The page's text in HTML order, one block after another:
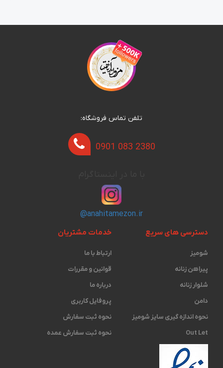
تلفن تماس فروشگاه:
0901 083 2380
@anahitamezon.ir
دسترسی های سریع
شومیز
پیراهن زنانه
شلوار زنانه
دامن
نحوه اندازه گیری ‫سایز شومیز
Out Let
خدمات مشتریان
ارتباط با ما
قوانین و مقررات
درباره ما
پروفایل کاربری
نحوه ثبت سفارش
نحوه ثبت سفارش عمده